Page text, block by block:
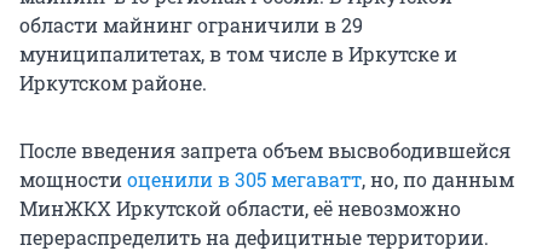
области майнинг ограничили в 29
муниципалитетах, в том числе в Иркутске и
Иркутском районе.
После введения запрета объем высвободившейся
мощностиоценили в 305 мегаватт, но, по данным
МинЖКХ Иркутской области, её невозможно
перераспределить на дефицитные территории.